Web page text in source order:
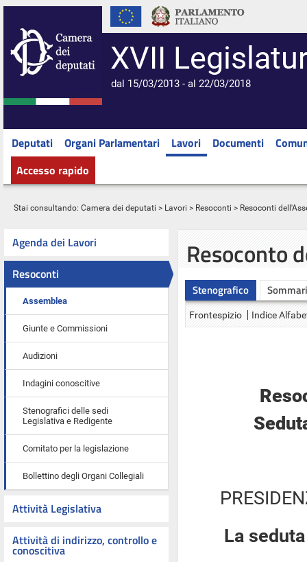
XVII
dal 15/03/2013 - al 22/03/2018
Deputati Organi Parlamentari Lavori Documenti
Accesso rapido
Stai consultando: Camera dei deputati > Lavori > Resoconti > Resoconti
Agenda dei Lavori
Resoconti
Assemblea
Giunte e Commissioni
Audizioni
Indagini conoscitive
Stenografici delle sedi
Legislativa e Redigente
Comitato per la legislazione
Bollettino degli Organi Collegiali
Attività Legislativa
Attività di indirizzo, controllo e
conoscitiva
Resoconto
Stenografico
Frontespizio Indice
La